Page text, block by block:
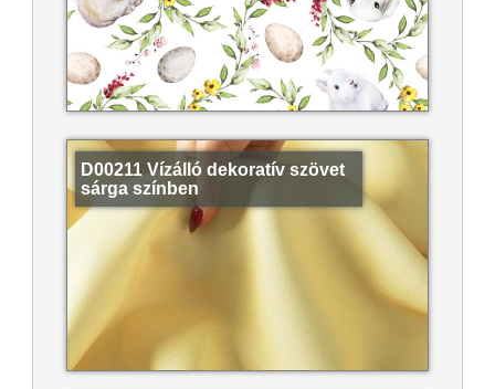
D00211 Vízálló dekoratív szövet
sárga színben